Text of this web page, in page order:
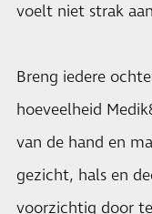
voelt niet strak
Breng iedere
hoeveelheid
van de hand en
gezicht, hals en
voorzichtig door